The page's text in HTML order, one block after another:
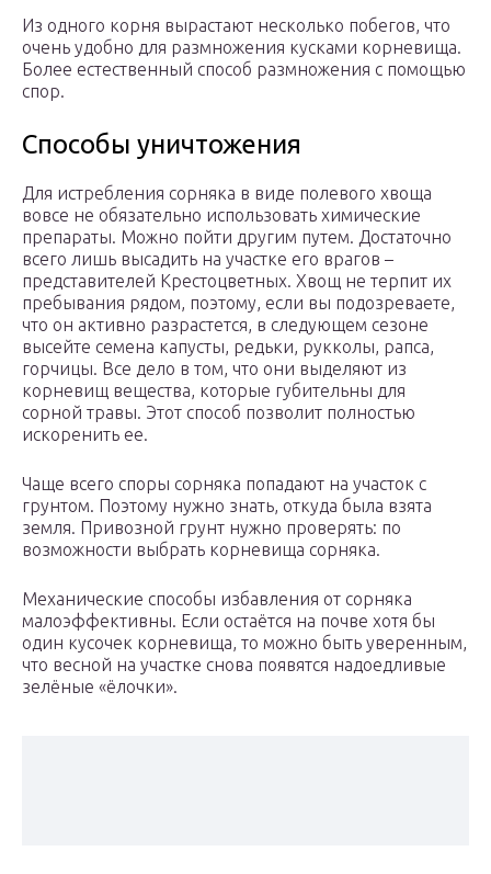
Из одного корня вырастают несколько побегов, что
очень удобно для размножения кусками корневища.
Более естественный способ размножения с помощью
спор.
Способы уничтожения
Для истребления сорняка в виде полевого хвоща
вовсе не обязательно использовать химические
препараты. Можно пойти другим путем. Достаточно
всего лишь высадить на участке его врагов –
представителей Крестоцветных. Хвощ не терпит их
пребывания рядом, поэтому, если вы подозреваете,
что он активно разрастется, в следующем сезоне
высейте семена капусты, редьки, рукколы, рапса,
горчицы. Все дело в том, что они выделяют из
корневищ вещества, которые губительны для
сорной травы. Этот способ позволит полностью
искоренить ее.
Чаще всего споры сорняка попадают на участок с
грунтом. Поэтому нужно знать, откуда была взята
земля. Привозной грунт нужно проверять: по
возможности выбрать корневища сорняка.
Механические способы избавления от сорняка
малоэффективны. Если остаётся на почве хотя бы
один кусочек корневища, то можно быть уверенным,
что весной на участке снова появятся надоедливые
зелёные «ёлочки».